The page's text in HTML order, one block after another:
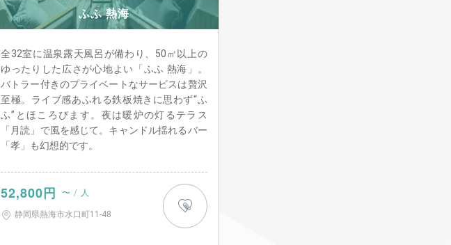
ふふ 熱海
全32室に温泉露天風呂が備わり、50㎡以上の
ゆったりした広さが心地よい「ふふ 熱海」。
バトラー付きのプライベートなサービスは贅沢
至極。ライブ感あふれる鉄板焼きに思わず“ふ
ふ”とほころびます。夜は暖炉の灯るテラス
「月読」で風を感じて。キャンドル揺れるバー
「孝」も幻想的です。
52,800円 〜 / 人
静岡県熱海市水口町11-48